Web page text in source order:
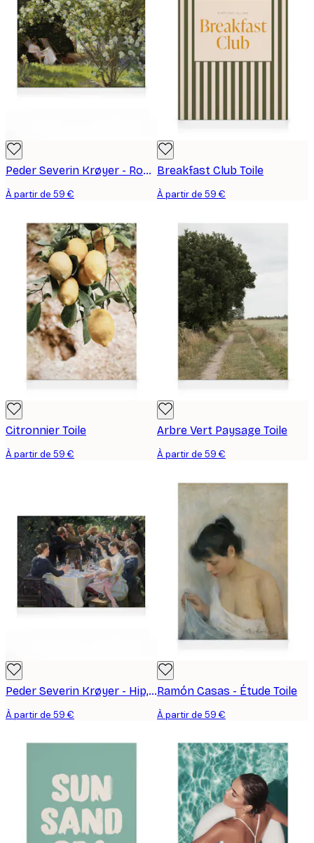
Peder Severin Krøyer - Roses Toile
À partir de 59 €
Breakfast Club Toile
À partir de 59 €
Citronnier Toile
À partir de 59 €
Arbre Vert Paysage Toile
À partir de 59 €
Peder Severin Krøyer - Hip, Hip, Hurrah! Toile
À partir de 59 €
Ramón Casas - Étude Toile
À partir de 59 €